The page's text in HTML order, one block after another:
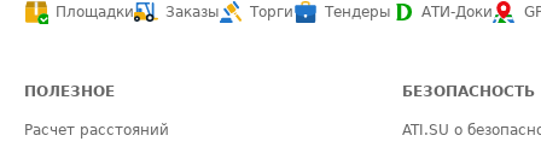
Площадки
Заказы Торги Тендеры АТИ-Доки
ПОЛЕЗНОЕ
Расчет расстояний
БЕЗОПАСНОСТЬ
ATI.SU о